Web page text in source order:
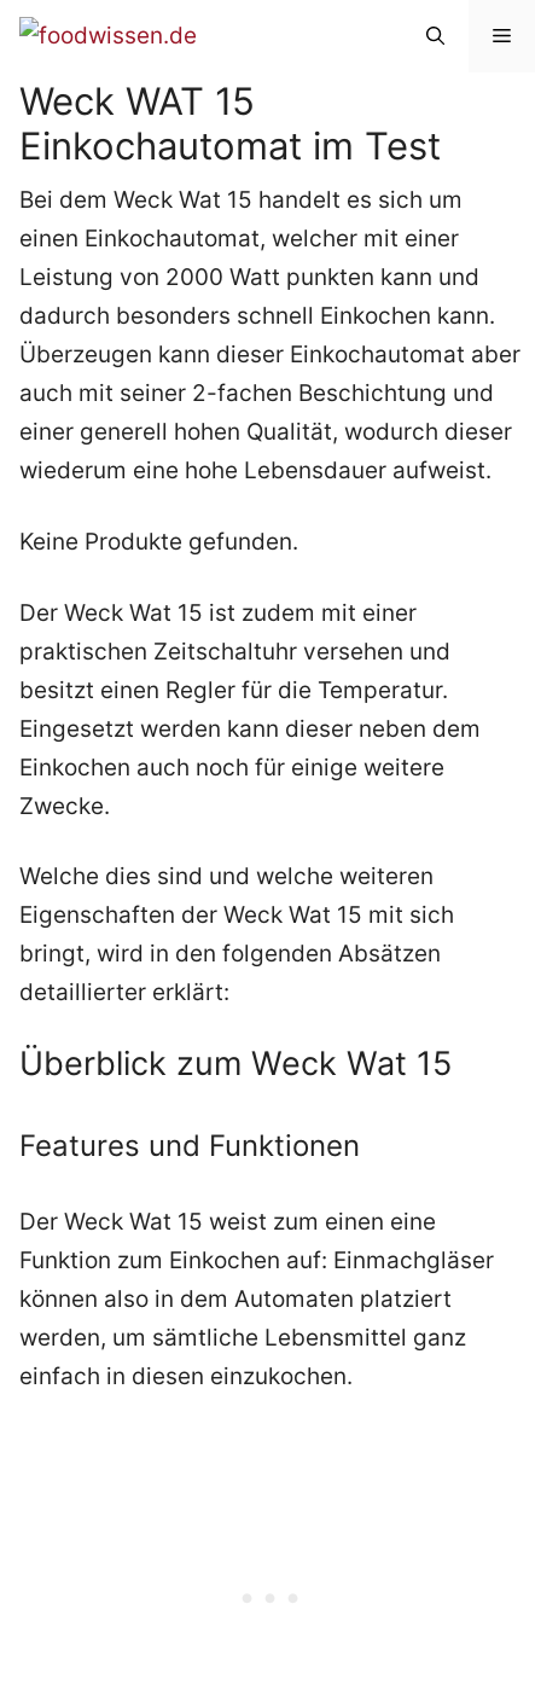
Zum
springen
Weck WAT 15
Einkochautomat im Test
Bei dem Weck Wat 15 handelt es sich um
einen Einkochautomat, welcher mit einer
Leistung von 2000 Watt punkten kann und
dadurch besonders schnell Einkochen kann.
Überzeugen kann dieser Einkochautomat aber
auch mit seiner 2-fachen Beschichtung und
einer generell hohen Qualität, wodurch dieser
wiederum eine hohe Lebensdauer aufweist.
Keine Produkte gefunden.
Der Weck Wat 15 ist zudem mit einer
praktischen Zeitschaltuhr versehen und
besitzt einen Regler für die Temperatur.
Eingesetzt werden kann dieser neben dem
Einkochen auch noch für einige weitere
Zwecke.
Welche dies sind und welche weiteren
Eigenschaften der Weck Wat 15 mit sich
bringt, wird in den folgenden Absätzen
detaillierter erklärt:
Überblick zum Weck Wat 15
Features und Funktionen
Der Weck Wat 15 weist zum einen eine
Funktion zum Einkochen auf: Einmachgläser
können also in dem Automaten platziert
werden, um sämtliche Lebensmittel ganz
einfach in diesen einzukochen.